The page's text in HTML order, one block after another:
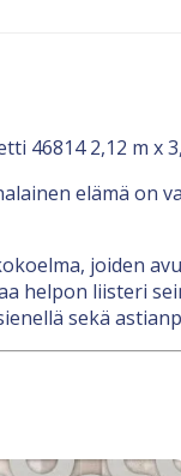
46814 2,12 m x
elämä on
joiden
helpon liisteri
sekä